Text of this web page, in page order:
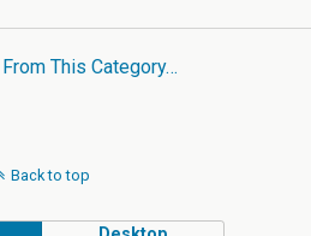
This Category…
Back to top